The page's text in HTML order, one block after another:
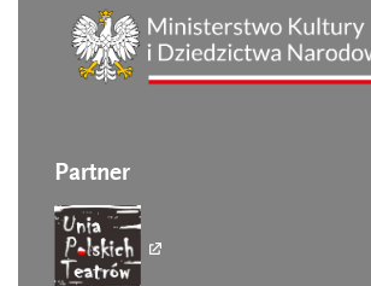
Partner